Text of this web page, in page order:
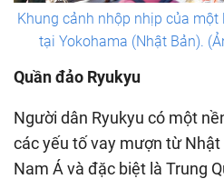
Khung cảnh nhộp nhịp của
tại Yokohama (Nhật Bản).
Quần đảo Ryukyu
Người dân Ryukyu có một
các yếu tố vay mượn từ Nhật
Nam Á và đặc biệt là Trung